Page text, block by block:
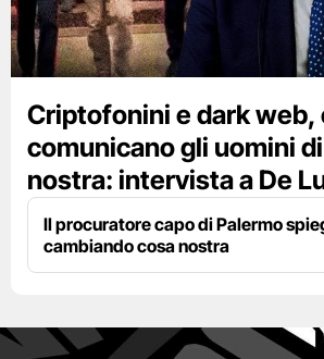
Criptofonini e dark web,
comunicano gli uomini
nostra: intervista a De
Il procuratore capo di Palermo
cambiando cosa nostra